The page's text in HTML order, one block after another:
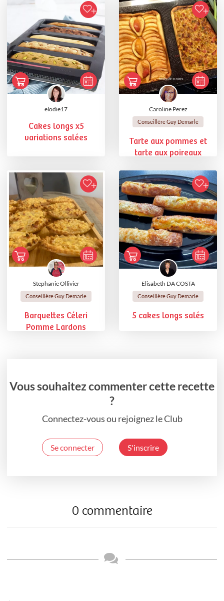
elodie17
Cakes longs x5
variations salées
Caroline Perez
Conseillère Guy Demarle
Tarte aux pommes et
tarte aux poireaux
Stephanie Ollivier
Conseillère Guy Demarle
Barquettes Céleri
Pomme Lardons
Elisabeth DA COSTA
Conseillère Guy Demarle
5 cakes longs salés
Vous souhaitez commenter cette recette
?
Connectez-vous ou rejoignez le Club
Se connecter S'inscrire
0 commentaire